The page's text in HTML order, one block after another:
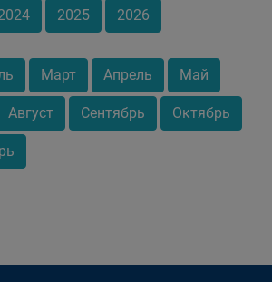
2025 2026
Март Апрель Май
Август Сентябрь Октябрь